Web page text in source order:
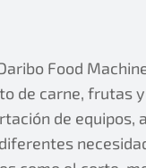
Food
de carne, frutas
de equipos,